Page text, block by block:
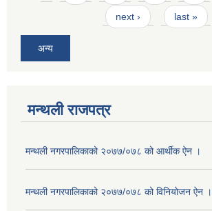
next › last »
अन्य
मन्थली राजपत्र
मन्थली नगरपालिकाको २०७७/०७८ को आर्थीक ऐन ।
मन्थली नगरपालिकाको २०७७/०७८ को विनियोजन ऐन ।